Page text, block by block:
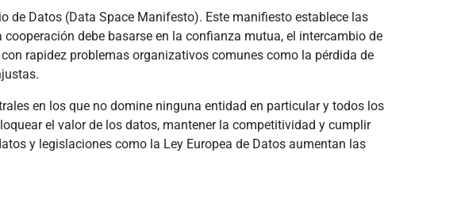
de Datos (Data Space Manifesto). Este manifiesto establece las
debe basarse en la confianza mutua, el intercambio de
rapidez problemas organizativos comunes como la pérdida de
en los que no domine ninguna entidad en particular y todos los
el valor de los datos, mantener la competitividad y cumplir
y legislaciones como la Ley Europea de Datos aumentan las